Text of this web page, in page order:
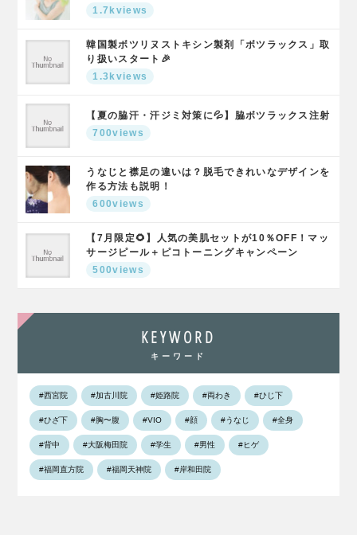
1.7kviews
韓国製ボツリヌストキシン製剤「ボツラックス」取
り扱いスタート🎉
1.3kviews
【夏の脇汗・汗ジミ対策に💦】脇ボツラックス注射
700views
うなじと襟足の違いは？脱毛できれいなデザインを
作る方法も説明！
600views
【7月限定🌻】人気の美肌セットが10％OFF！マッ
サージピール＋ピコトーニングキャンペーン
500views
KEYWORD
キーワード
#西宮院 #加古川院 #姫路院 #両わき #ひじ下
#ひざ下 #胸〜腹 #VIO #顔 #うなじ #全身
#背中 #大阪梅田院 #学生 #男性 #ヒゲ
#福岡直方院 #福岡天神院 #岸和田院